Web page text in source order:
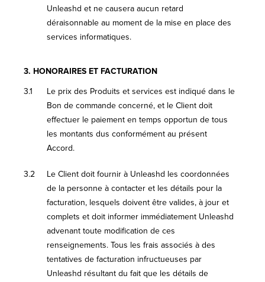
Unleashd et ne causera aucun retard
déraisonnable au moment de la mise en place des
services informatiques.
3. HONORAIRES ET FACTURATION
3.1
Le prix des Produits et services est indiqué dans le
Bon de commande concerné, et le Client doit
effectuer le paiement en temps opportun de tous
les montants dus conformément au présent
Accord.
3.2
Le Client doit fournir à Unleashd les coordonnées
de la personne à contacter et les détails pour la
facturation, lesquels doivent être valides, à jour et
complets et doit informer immédiatement Unleashd
advenant toute modification de ces
renseignements. Tous les frais associés à des
tentatives de facturation infructueuses par
Unleashd résultant du fait que les détails de